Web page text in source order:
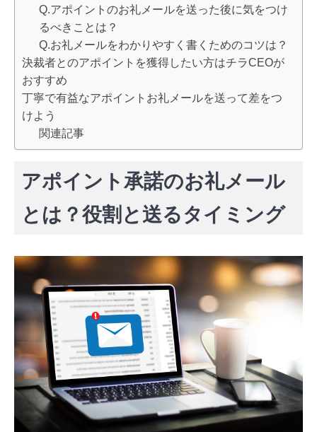
Q.アポイントのお礼メールを送った後に気をつけ
るべきことは？
Q.お礼メールをわかりやすく書くためのコツは？
決裁者とのアポイントを獲得したい方はチラCEOが
おすすめ
丁寧で有益なアポイントお礼メールを送って差をつ
けよう
関連記事
アポイント承諾のお礼メール
とは？役割と送るタイミング